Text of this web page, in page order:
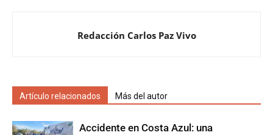
Redacción Carlos Paz Vivo
Artículo relacionados Más del autor
Accidente en Costa Azul: una